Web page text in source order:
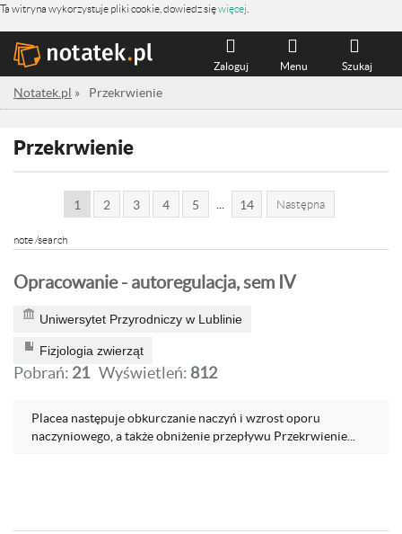
Ta witryna wykorzystuje pliki cookie, dowiedz sięwięcej
Szukaj
Menu
Zaloguj
Notatek.pl » Przekrwienie
Przekrwienie
1 2 3 4 5 14 Następna
note /search
Opracowanie - autoregulacja, sem IV
Uniwersytet Przyrodniczy w Lublinie
Fizjologia zwierząt
Pobrań: 21 Wyświetleń: 812
Placea następuje obkurczanie naczyń i wzrost oporu
naczyniowego, a także obniżenie przepływu Przekrwienie...